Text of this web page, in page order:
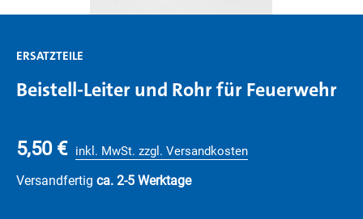
ERSATZTEILE
Beistell-Leiter und Rohr für Feuerwehr
5,50 € inkl. MwSt. zzgl. Versandkosten
Versandfertig ca. 2-5 Werktage